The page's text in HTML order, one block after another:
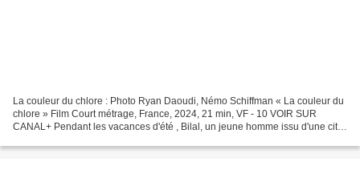
La couleur du chlore : Photo Ryan Daoudi, Némo Schiffman « La couleur du
chlore » Film Court métrage, France, 2024, 21 min, VF - 10 VOIR SUR
CANAL+ Pendant les vacances d'été , Bilal, un jeune homme issu d'une cité